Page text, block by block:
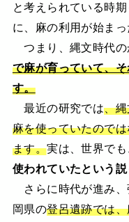
と考えられている時
に、麻の利用が始まっ
つまり、縄文時代の
で麻が育っていて、
す。
最近の研究では、
麻を使っていたので
ます。実は、世界でも
使われていたという説
さらに時代が進み、
岡県の登呂遺跡では